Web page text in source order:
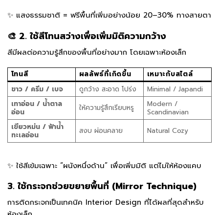
✨ แสงธรรมชาติ = ฟรีพื้นที่เพิ่มอย่างน้อย 20–30% ทางสายตา
🎨 2. ใช้สีโทนสว่างเพื่อเพิ่มมิติความกว้าง
สีมีผลต่อความรู้สึกของพื้นที่อย่างมาก โดยเฉพาะห้องเล็ก
โทนสี ผลลัพธ์ที่เกิดขึ้น
เหมาะกับสไตล์
ขาว / ครีม / เบจ
ดูกว้าง สะอาด โปร่ง
Minimal / Japandi
เทาอ่อน / น้ำตาล
อ่อน
ให้ความรู้สึกเรียบหรู
Modern /
Scandinavian
เขียวหม่น / ฟ้าน้ำ
ทะเลอ่อน
สงบ ผ่อนคลาย Natural Cozy
✨ ใช้สีเข้มเฉพาะ “ผนังหนึ่งด้าน” เพื่อเพิ่มมิติ แต่ไม่ให้ห้องแคบ
3. ใช้กระจกช่วยขยายพื้นที่ (Mirror Technique)
การติดกระจกเป็นเทคนิค Interior Design ที่ได้ผลที่สุดสำหรับ